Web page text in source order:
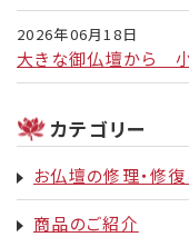
2026年06月18日
大きな御仏壇から
カテゴリー
お仏壇の修理・修
商品のご紹介